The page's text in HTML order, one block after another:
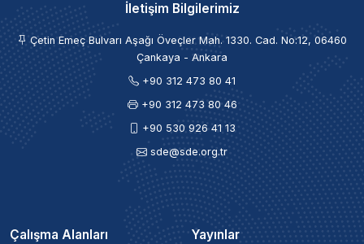
İletişim Bilgilerimiz
Çetin Emeç Bulvarı Aşağı Öveçler Mah. 1330. Cad. No:12, 06460
Çankaya - Ankara
+90 312 473 80 41
+90 312 473 80 46
+90 530 926 41 13
sde@sde.org.tr
Çalışma Alanları Yayınlar